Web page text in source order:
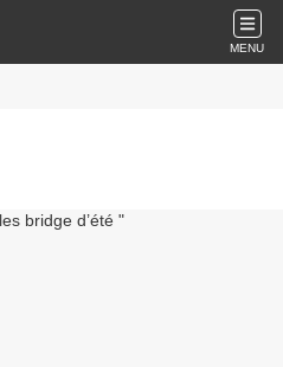
MENU